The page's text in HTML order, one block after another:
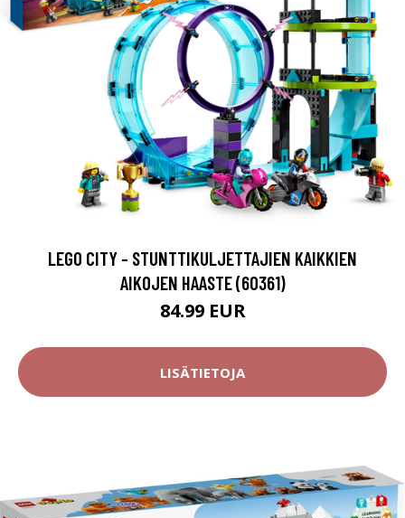
LEGO CITY - STUNTTIKULJETTAJIEN KAIKKIEN
AIKOJEN HAASTE (60361)
84.99 EUR
LISÄTIETOJA